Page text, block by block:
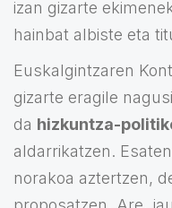
izan gizarte
hainbat albiste eta
Euskalgintzaren
gizarte eragile
da hizkuntza-
aldarrikatzen.
norakoa aztertzen,